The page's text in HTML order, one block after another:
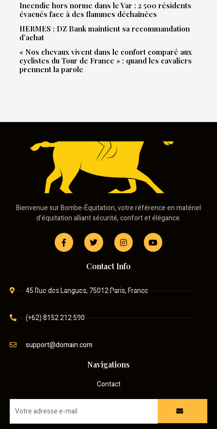
Incendie hors norme dans le Var : 2 500 résidents
évacués face à des flammes déchaînées
HERMES : DZ Bank maintient sa recommandation
d’achat
« Nos chevaux vivent dans le confort comparé aux
cyclistes du Tour de France » : quand les cavaliers
prennent la parole
Bienvenue sur Bombe-Équitation, votre référence en matériel
d’équitation alliant sécurité, confort et élégance.
Contact Info
45 Rue des Langues, 75012 Paris, France
(+62) 8152 212 590
support@domain.com
Navigations
Contact